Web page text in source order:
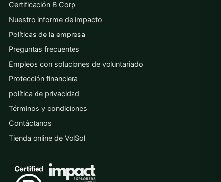
Certificación B Corp
Nuestro informe de impacto
Políticas de la empresa
Preguntas frecuentes
Empleos con soluciones de voluntariado
Protección financiera
política de privacidad
Términos y condiciones
Contáctanos
Tienda online de VolSol